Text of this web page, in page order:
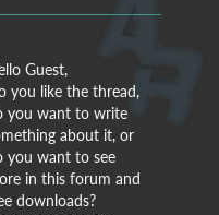
Guest,
you like the thread,
you want to write
about it, or
you want to see
in this forum and
downloads?